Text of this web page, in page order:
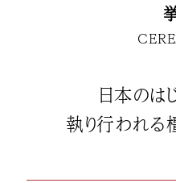
日本のは
執り行われ